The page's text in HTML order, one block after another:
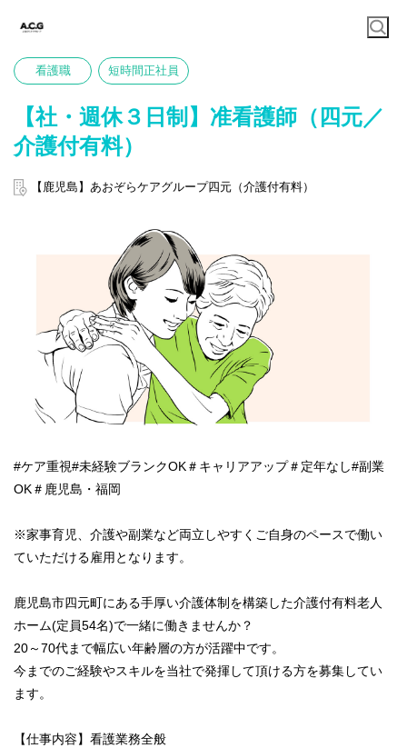
看護職 短時間正社員
【社・週休３日制】准看護師（四元／
介護付有料）
【鹿児島】あおぞらケアグループ四元（介護付有料）
#ケア重視#未経験ブランクOK＃キャリアアップ＃定年なし#副業
OK＃鹿児島・福岡
※家事育児、介護や副業など両立しやすくご自身のペースで働い
ていただける雇用となります。
鹿児島市四元町にある手厚い介護体制を構築した介護付有料老人
ホーム(定員54名)で一緒に働きませんか？
20～70代まで幅広い年齢層の方が活躍中です。
今までのご経験やスキルを当社で発揮して頂ける方を募集してい
ます。
【仕事内容】看護業務全般